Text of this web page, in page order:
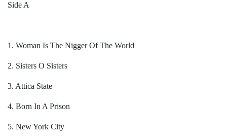
Side A
1. Woman Is The Nigger Of The World
2. Sisters O Sisters
3. Attica State
4. Born In A Prison
5. New York City